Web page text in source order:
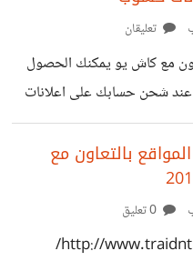
تعليقان
مع كاش يو يمكنك الحصول
عند شحن حسابك على اعلانات
ساري حتي منتصف شهر
بالتعاون مع
http://